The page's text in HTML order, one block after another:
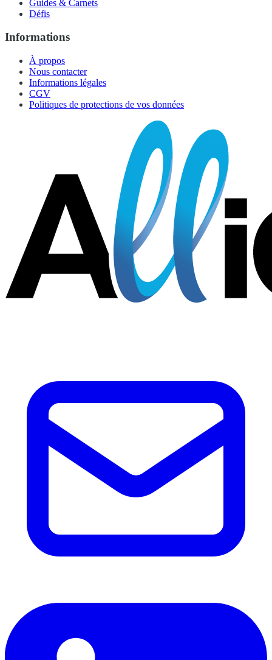
Guides & Carnets
Défis
Informations
À propos
Nous contacter
Informations légales
CGV
Politiques de protections de vos données